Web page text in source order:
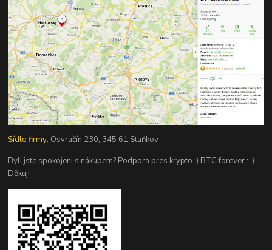
Sídlo firmy: Osvračín 230, 345 61 Staňkov
Byli jste spokojeni s nákupem? Podpora pres krypto :) BTC forever :-)
Děkuji